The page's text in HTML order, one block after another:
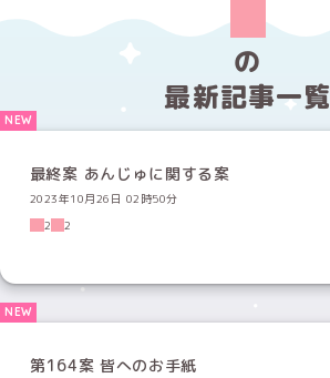
の
最新記事一覧
最終案 あんじゅに関する案
2023年10月26日 02時50分
2
2
第164案 皆へのお手紙